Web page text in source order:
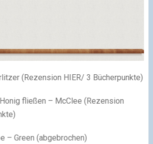
(Rezension HIER/ 3 Bücherpunkte)
fließen – McClee (Rezension
– Green (abgebrochen)